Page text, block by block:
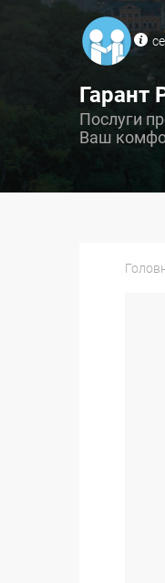
Гарант
Послуги
Ваш